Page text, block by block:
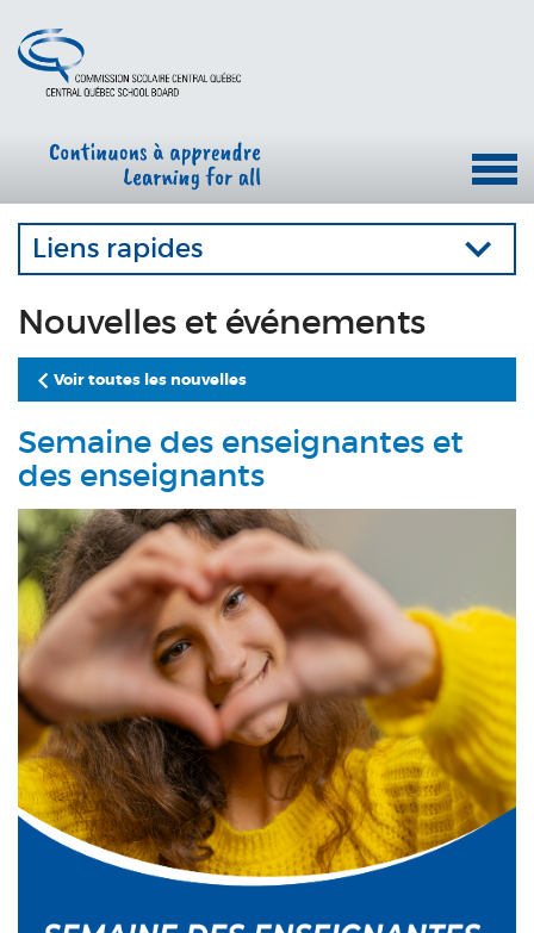
Liens rapides
Nouvelles et événements
Voir toutes les nouvelles
Semaine des enseignantes et
des enseignants